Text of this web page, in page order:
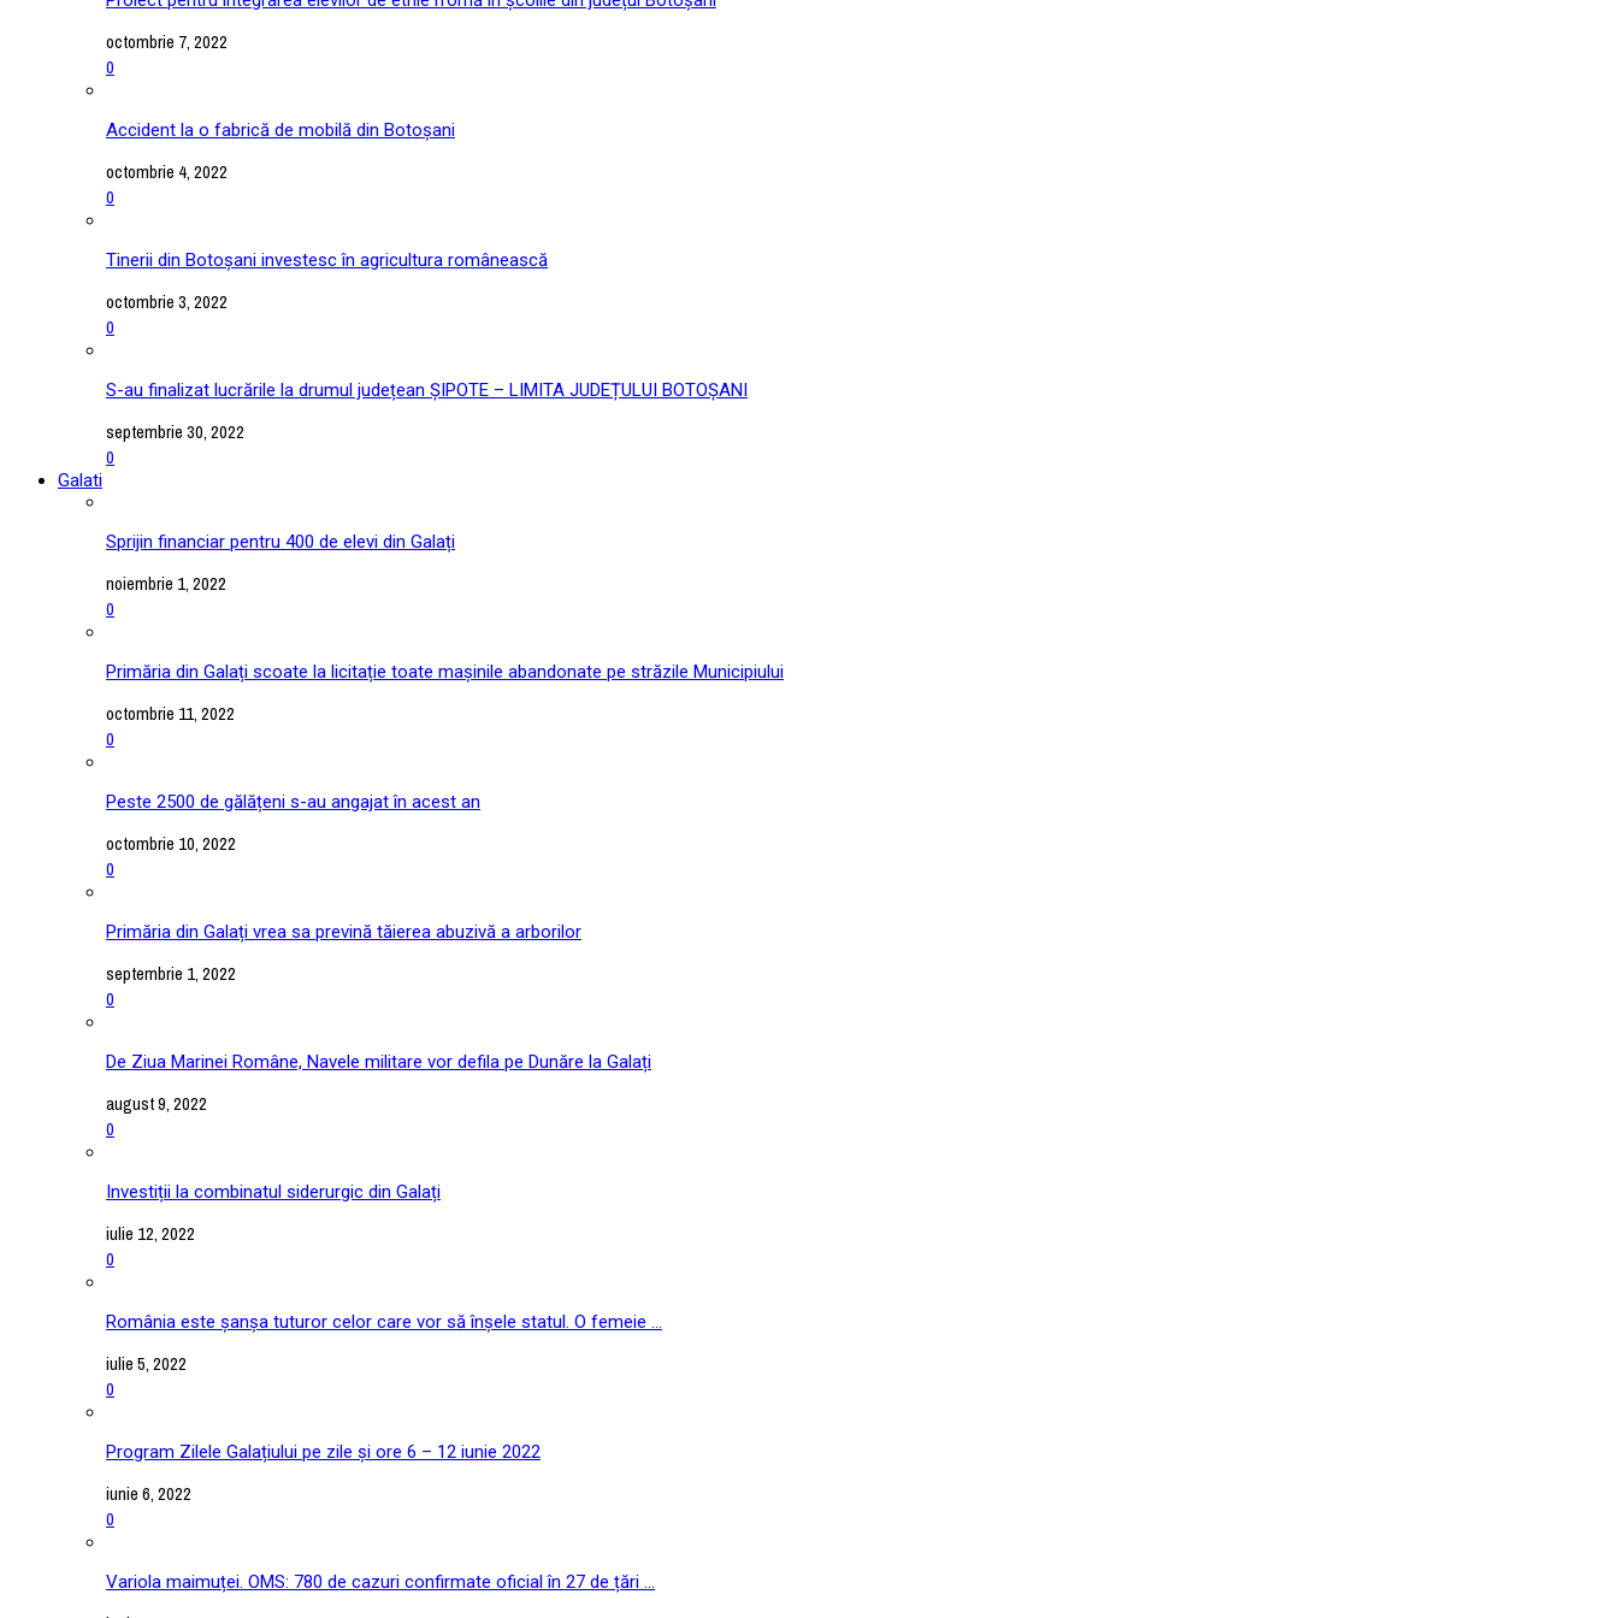
octombrie 7, 2022
0
Accident la o fabrică de mobilă din Botoșani
octombrie 4, 2022
0
Tinerii din Botoșani investesc în agricultura românească
octombrie 3, 2022
0
S-au finalizat lucrările la drumul județean ȘIPOTE – LIMITA JUDEȚULUI BOTOȘANI
septembrie 30, 2022
0
Galati
Sprijin financiar pentru 400 de elevi din Galați
noiembrie 1, 2022
0
Primăria din Galați scoate la licitație toate mașinile abandonate pe străzile Municipiului
octombrie 11, 2022
0
Peste 2500 de gălățeni s-au angajat în acest an
octombrie 10, 2022
0
Primăria din Galați vrea sa prevină tăierea abuzivă a arborilor
septembrie 1, 2022
0
De Ziua Marinei Române, Navele militare vor defila pe Dunăre la Galați
august 9, 2022
0
Investiții la combinatul siderurgic din Galați
iulie 12, 2022
0
România este șanșa tuturor celor care vor să înșele statul. O femeie ...
iulie 5, 2022
0
Program Zilele Galațiului pe zile și ore 6 – 12 iunie 2022
iunie 6, 2022
0
Variola maimuței. OMS: 780 de cazuri confirmate oficial în 27 de țări ...